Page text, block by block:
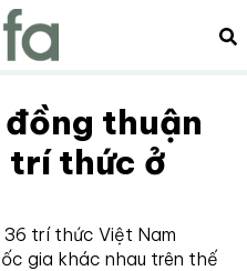
đồng thuận
trí thức ở
trí thức Việt Nam
gia khác nhau trên thế